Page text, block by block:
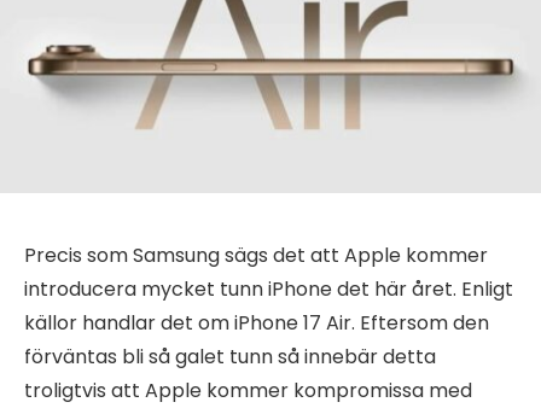
Precis som Samsung sägs det att Apple kommer
introducera mycket tunn iPhone det här året. Enligt
källor handlar det om iPhone 17 Air. Eftersom den
förväntas bli så galet tunn så innebär detta
troligtvis att Apple kommer kompromissa med